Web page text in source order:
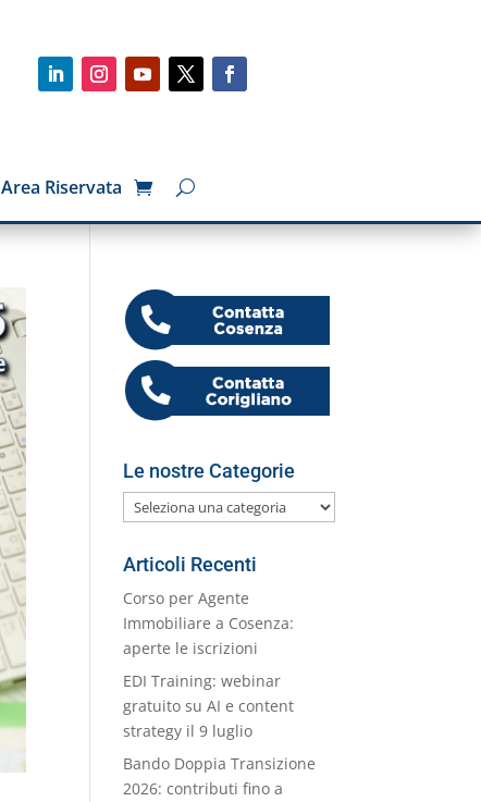
Area Riservata
Le nostre Categorie
Le
nostre
Categorie
Articoli Recenti
Corso per Agente
Immobiliare a Cosenza:
aperte le iscrizioni
EDI Training: webinar
gratuito su AI e content
strategy il 9 luglio
Bando Doppia Transizione
2026: contributi fino a